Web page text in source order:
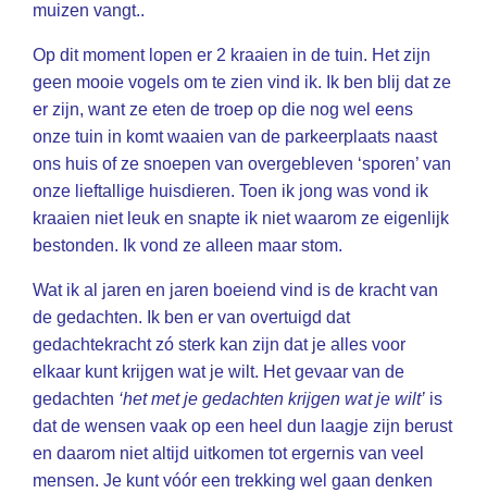
muizen vangt..
Op dit moment lopen er 2 kraaien in de tuin. Het zijn
geen mooie vogels om te zien vind ik. Ik ben blij dat ze
er zijn, want ze eten de troep op die nog wel eens
onze tuin in komt waaien van de parkeerplaats naast
ons huis of ze snoepen van overgebleven ‘sporen’ van
onze lieftallige huisdieren. Toen ik jong was vond ik
kraaien niet leuk en snapte ik niet waarom ze eigenlijk
bestonden. Ik vond ze alleen maar stom.
Wat ik al jaren en jaren boeiend vind is de kracht van
de gedachten. Ik ben er van overtuigd dat
gedachtekracht zó sterk kan zijn dat je alles voor
elkaar kunt krijgen wat je wilt. Het gevaar van de
gedachten ‘het met je gedachten krijgen wat je wilt’ is
dat de wensen vaak op een heel dun laagje zijn berust
en daarom niet altijd uitkomen tot ergernis van veel
mensen. Je kunt vóór een trekking wel gaan denken